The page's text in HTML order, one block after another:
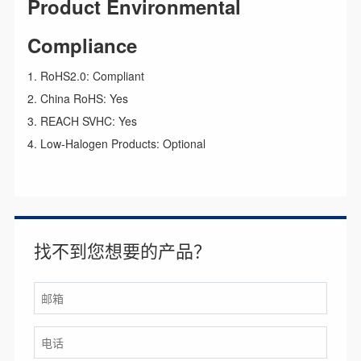
Product Environmental
Compliance
1. RoHS2.0: Compliant
2. China RoHS: Yes
3. REACH SVHC: Yes
4. Low-Halogen Products: Optional
找不到您想要的产品？